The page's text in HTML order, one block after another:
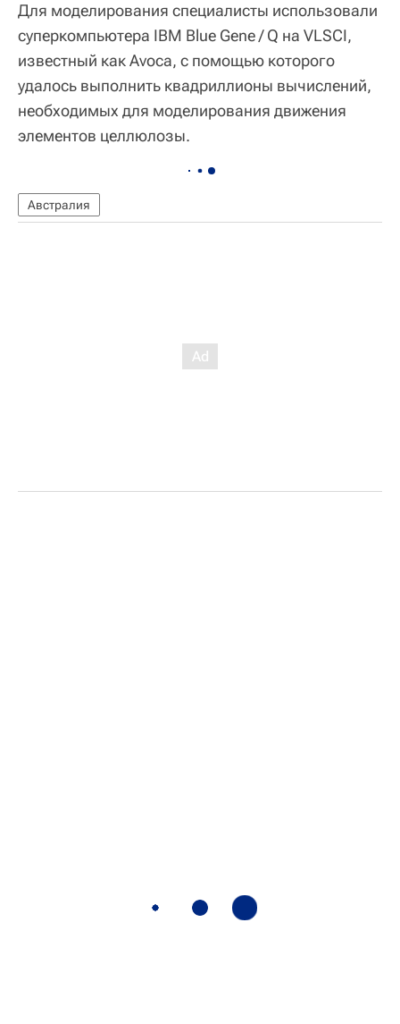
Для моделирования специалисты использовали
суперкомпьютера IBM Blue Gene / Q на VLSCI,
известный как Avoca, с помощью которого
удалось выполнить квадриллионы вычислений,
необходимых для моделирования движения
элементов целлюлозы.
Австралия